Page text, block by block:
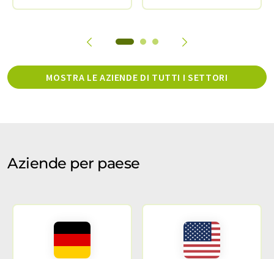
MOSTRA LE AZIENDE DI TUTTI I SETTORI
Aziende per paese